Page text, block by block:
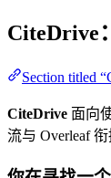
CiteDrive
Section titled
CiteDrive 面向
流与 Overleaf 衔